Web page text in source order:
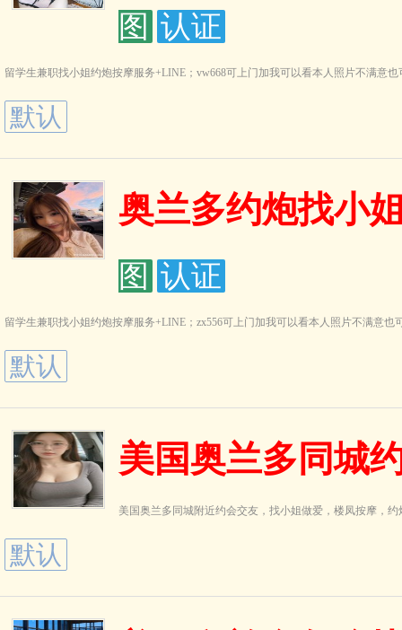
图 认证
留学生兼职找小姐约炮按摩服务+LINE；vw668可上门加我可以看本人照片不满意
默认
奥兰多约炮找小
图 认证
留学生兼职找小姐约炮按摩服务+LINE；zx556可上门加我可以看本人照片不满意也
默认
美国奥兰多同城
美国奥兰多同城附近约会交友，找小姐做爱，楼凤按摩，
默认